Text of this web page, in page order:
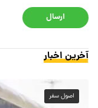
ارسال
آخرین اخبار
اصول سفر